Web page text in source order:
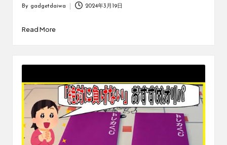
By gadgetdaiwa 2024年3月19日
Read More